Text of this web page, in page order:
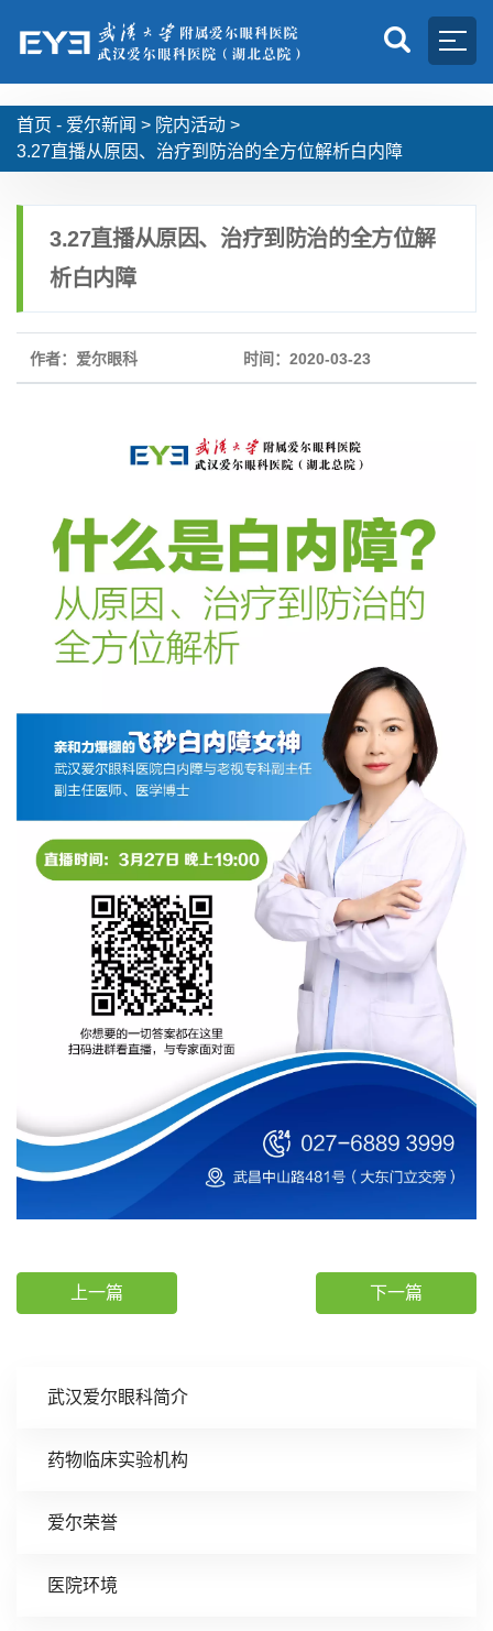
首页 - 爱尔新闻 > 院内活动 >
3.27直播从原因、治疗到防治的全方位解析白内障
武汉爱尔眼科简介
药物临床实验机构
爱尔荣誉
医院环境
3.27直播从原因、治疗到防治的全方位解
析白内障
作者：爱尔眼科 时间：2020-03-23
上一篇 下一篇